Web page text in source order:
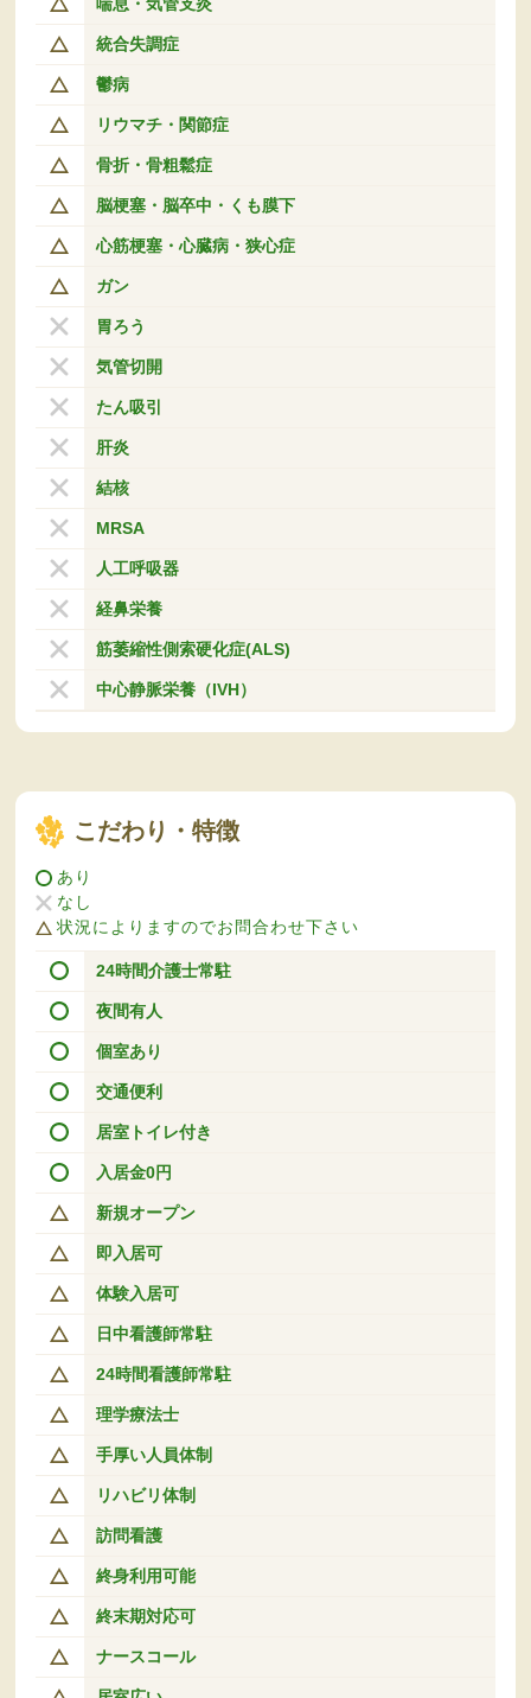
統合失調症
鬱病
リウマチ・関節症
骨折・骨粗鬆症
脳梗塞・脳卒中・くも膜下
心筋梗塞・心臓病・狭心症
ガン
胃ろう
気管切開
たん吸引
肝炎
結核
MRSA
人工呼吸器
経鼻栄養
筋萎縮性側索硬化症(ALS)
中心静脈栄養（IVH）
こだわり・特徴
あり
なし
状況によりますのでお問合わせ下さい
24時間介護士常駐
夜間有人
個室あり
交通便利
居室トイレ付き
入居金0円
新規オープン
即入居可
体験入居可
日中看護師常駐
24時間看護師常駐
理学療法士
手厚い人員体制
リハビリ体制
訪問看護
終身利用可能
終末期対応可
ナースコール